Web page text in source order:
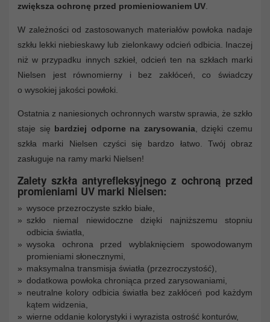
zwiększa ochronę przed promieniowaniem UV
W zależności od zastosowanych materiałów powłoka nadaje
szkłu lekki niebieskawy lub zielonkawy odcień odbicia. Inaczej
niż w przypadku innych szkieł, odcień ten na szkłach marki
Nielsen jest równomierny i bez zakłóceń, co świadczy
o wysokiej jakości powłoki.
Ostatnia z naniesionych ochronnych warstw sprawia, że szkło
staje się bardziej odporne na zarysowania , dzięki czemu
szkła marki Nielsen czyści się bardzo łatwo. Twój obraz
zasługuje na ramy marki Nielsen!
Zalety szkła antyrefleksyjnego z ochroną przed
promieniami UV marki Nielsen:
wysoce przezroczyste szkło białe,
szkło niemal niewidoczne dzięki najniższemu stopniu
odbicia światła,
wysoka ochrona przed wyblaknięciem spowodowanym
promieniami słonecznymi,
maksymalna transmisja światła (przezroczystość),
dodatkowa powłoka chroniąca przed zarysowaniami,
neutralne kolory odbicia światła bez zakłóceń pod każdym
kątem widzenia,
wierne oddanie kolorystyki i wyrazista ostrość konturów,